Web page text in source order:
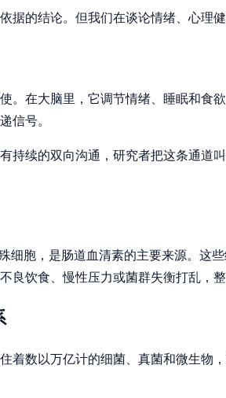
据的结论。但我们在谈论情绪、心理
。在大脑里，它调节情绪、睡眠和食
信号。
持续的双向沟通，研究者把这条通
细胞，是肠道血清素的主要来源。这
良饮食、慢性压力或菌群失衡打乱，整
着数以万亿计的细菌、真菌和微生